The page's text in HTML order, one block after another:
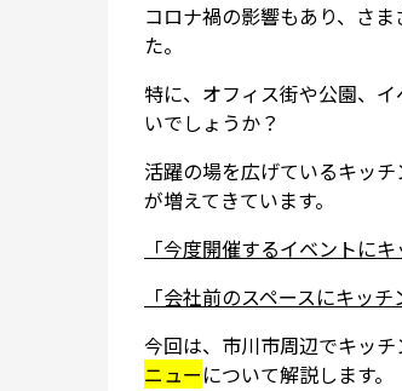
コロナ禍の影響もあり、さ
た。
特に、オフィス街や公園、
いでしょうか？
活躍の場を広げているキッ
が増えてきています。
「今度開催するイベントに
「会社前のスペースにキッ
今回は、市川市周辺でキッチ
ニューについて解説します。